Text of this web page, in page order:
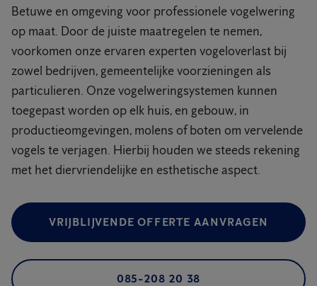
Betuwe en omgeving voor professionele vogelwering
op maat. Door de juiste maatregelen te nemen,
voorkomen onze ervaren experten vogeloverlast bij
zowel bedrijven, gemeentelijke voorzieningen als
particulieren. Onze vogelweringsystemen kunnen
toegepast worden op elk huis, en gebouw, in
productieomgevingen, molens of boten om vervelende
vogels te verjagen. Hierbij houden we steeds rekening
met het diervriendelijke en esthetische aspect.
VRIJBLIJVENDE OFFERTE AANVRAGEN
085-208 20 38